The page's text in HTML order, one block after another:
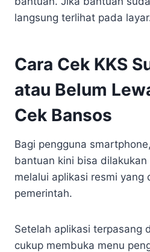
langsung terlihat pada
Cara Cek KKS
atau Belum
Cek Bansos
Bagi pengguna
bantuan kini bisa
melalui aplikasi resmi yang
pemerintah.
Setelah aplikasi terpasang
cukup membuka menu